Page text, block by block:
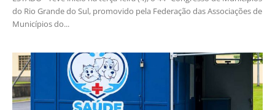
do Rio Grande do Sul, promovido pela Federação das Associações de
Municípios do...